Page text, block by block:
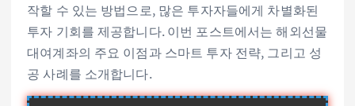
작할 수 있는 방법으로, 많은 투자자들에게 차별화된
투자 기회를 제공합니다. 이번 포스트에서는 해외선물
대여계좌의 주요 이점과 스마트 투자 전략, 그리고 성
공 사례를 소개합니다.